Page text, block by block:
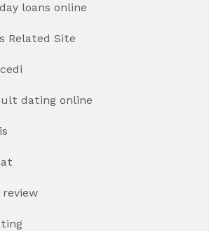
loans online
Related Site
dating online
review